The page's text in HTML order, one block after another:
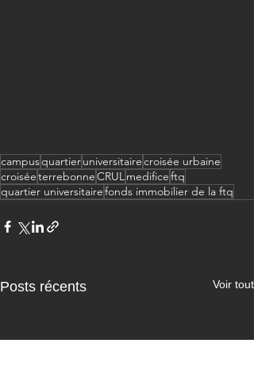
campusquartieruniversitairecroisée urbaine
croiséeterrebonneCRULmedificeftq
quartier universitairefonds immobilier de la ftq
Posts récents Voir tout